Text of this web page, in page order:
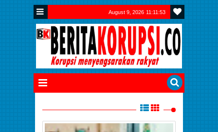
August 9, 2026 11:11:54